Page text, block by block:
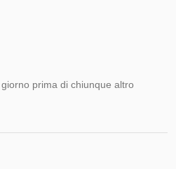
prima di chiunque altro